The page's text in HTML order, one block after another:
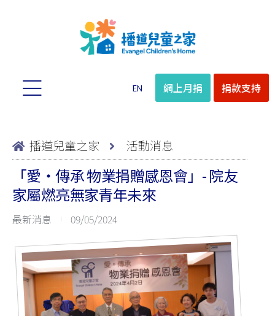
EN 網上月捐 捐款支持
播道兒童之家 活動消息
「愛‧傳承 物業捐贈感恩會」- 院友
家屬燃亮無家青年未來
最新消息 09/05/2024